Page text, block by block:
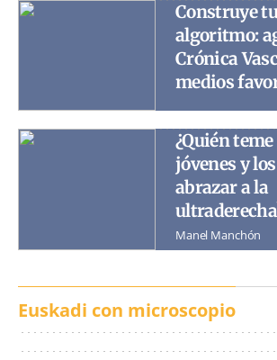
Construye
algoritmo:
Crónica
medios
¿Quién teme
jóvenes y
abrazar a la
Manel Manchón
Euskadi con microscopio